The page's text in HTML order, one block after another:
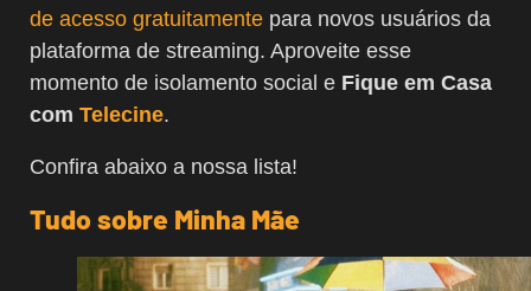
de acesso gratuitamente para novos usuários da
plataforma de streaming. Aproveite esse
momento de isolamento social e Fique em Casa
com Telecine.
Confira abaixo a nossa lista!
Tudo sobre Minha Mãe